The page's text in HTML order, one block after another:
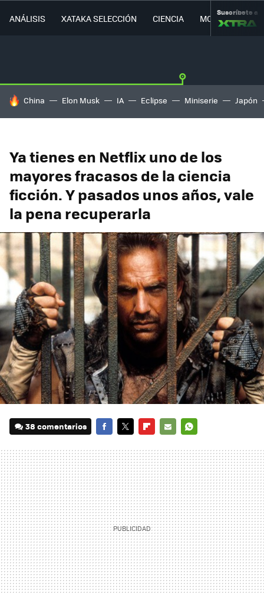
ANÁLISIS XATAKA SELECCIÓN CIENCIA MOVILIDAD
Suscríbete a
HOY SE HABLA DE
China Elon Musk IA Eclipse Miniserie Japón
Ya tienes en Netflix uno de los
mayores fracasos de la ciencia
ficción. Y pasados unos años, vale
la pena recuperarla
38 comentarios
MAIL